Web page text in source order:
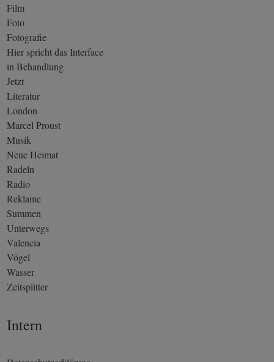
Film
Foto
Fotografie
Hier spricht das Interface
in Behandlung
Jetzt
Literatur
London
Marcel Proust
Musik
Neue Heimat
Radeln
Radio
Reklame
Summen
Unterwegs
Valencia
Vögel
Wasser
Zeitsplitter
Intern